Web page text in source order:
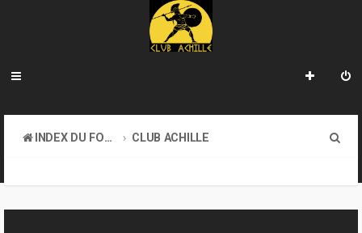
INDEX DU FORUM
CLUB ACHILLE
h